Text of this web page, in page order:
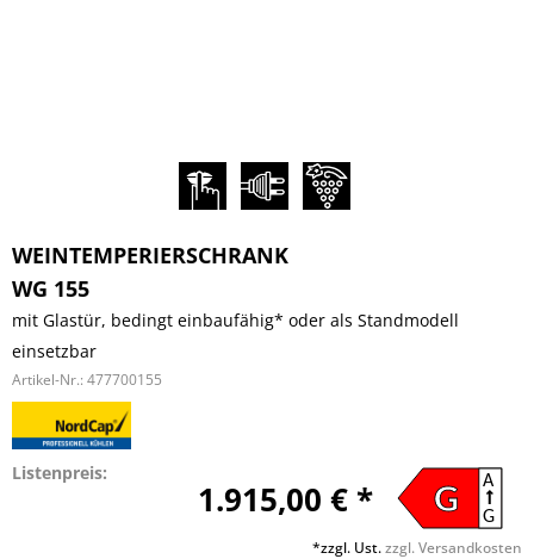
WEINTEMPERIERSCHRANK
WG 155
mit Glastür, bedingt einbaufähig* oder als Standmodell
einsetzbar
Artikel-Nr.: 477700155
Listenpreis:
1.915,00 € * A
G
G
*zzgl. Ust.zzgl. Versandkosten